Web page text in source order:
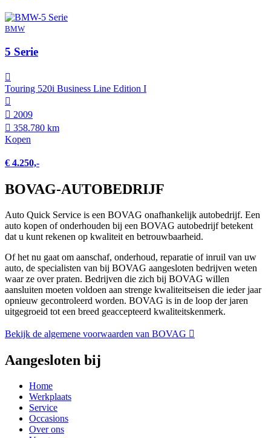
BMW
5 Serie
Touring 520i Business Line Edition I
2009
358.780 km
Kopen
€ 4.250,-
BOVAG-AUTOBEDRIJF
Auto Quick Service is een BOVAG onafhankelijk autobedrijf. Een
auto kopen of onderhouden bij een BOVAG autobedrijf betekent
dat u kunt rekenen op kwaliteit en betrouwbaarheid.
Of het nu gaat om aanschaf, onderhoud, reparatie of inruil van uw
auto, de specialisten van bij BOVAG aangesloten bedrijven weten
waar ze over praten. Bedrijven die zich bij BOVAG willen
aansluiten moeten voldoen aan strenge kwaliteitseisen die ieder jaar
opnieuw gecontroleerd worden. BOVAG is in de loop der jaren
uitgegroeid tot een breed geaccepteerd kwaliteitskenmerk.
Bekijk de algemene voorwaarden van BOVAG
Aangesloten bij
Home
Werkplaats
Service
Occasions
Over ons